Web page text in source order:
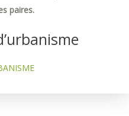
paires.